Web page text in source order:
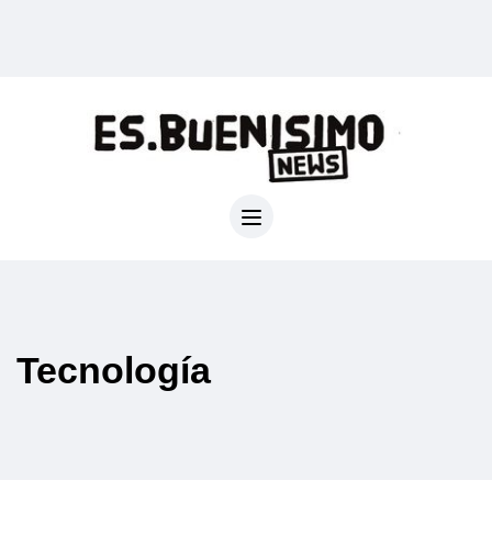
Tecnología